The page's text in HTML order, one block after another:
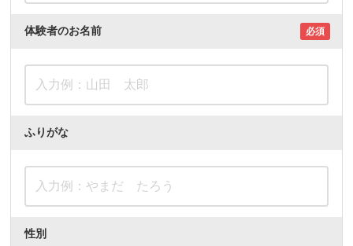
体験者のお名前 必須
ふりがな
性別